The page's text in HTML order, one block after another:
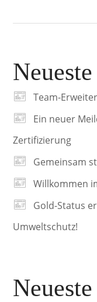
Team-
Ein neuer
Zertifizierung
Gemeinsam
Willkommen
Gold-Status
Umweltschutz!